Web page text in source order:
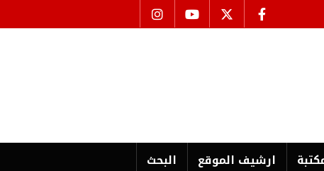
ارشیف الموقع البحث